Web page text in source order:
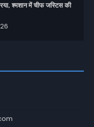
श्मशान में चीफ जस्टिस की